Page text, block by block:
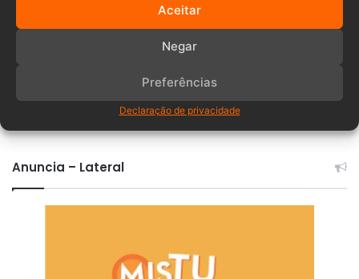
Aceitar
Negar
Preferências
Declaração de privacidade
Comentários
Anuncia – Lateral